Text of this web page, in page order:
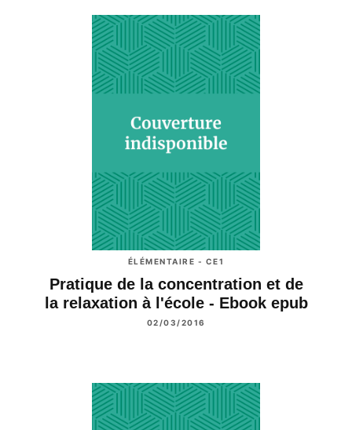
ÉLÉMENTAIRE - CE1
Pratique de la concentration et de
la relaxation à l'école - Ebook epub
02/03/2016